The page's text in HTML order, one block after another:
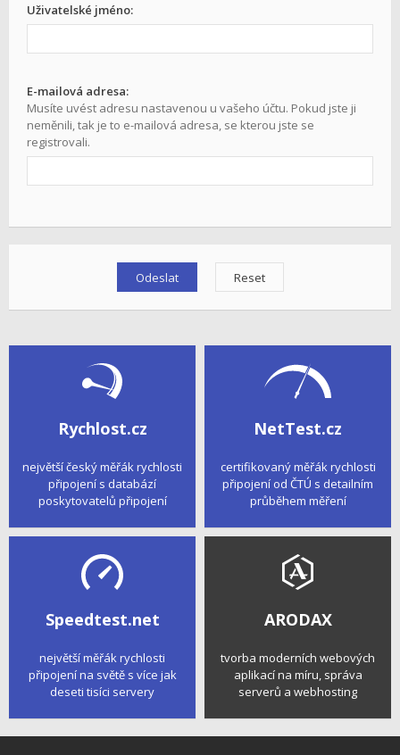
Uživatelské jméno:
E-mailová adresa:
Musíte uvést adresu nastavenou u vašeho účtu. Pokud jste ji
neměnili, tak je to e-mailová adresa, se kterou jste se
registrovali.
Rychlost.cz
největší český měřák rychlosti
připojení s databází
poskytovatelů připojení
NetTest.cz
certifikovaný měřák rychlosti
připojení od ČTÚ s detailním
průběhem měření
Speedtest.net
největší měřák rychlosti
připojení na světě s více jak
deseti tisíci servery
ARODAX
tvorba moderních webových
aplikací na míru, správa
serverů a webhosting